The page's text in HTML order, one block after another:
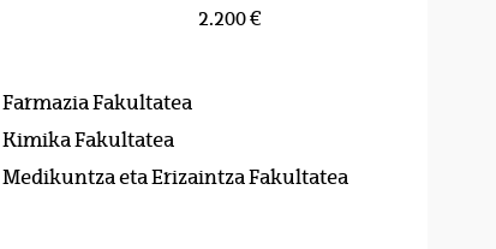
2.200 €
Fakultatea
Fakultatea
eta Erizaintza Fakultatea